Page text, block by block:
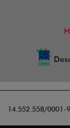
14.552.558/0001-